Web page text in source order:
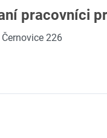
pracovníci
Černovice 226